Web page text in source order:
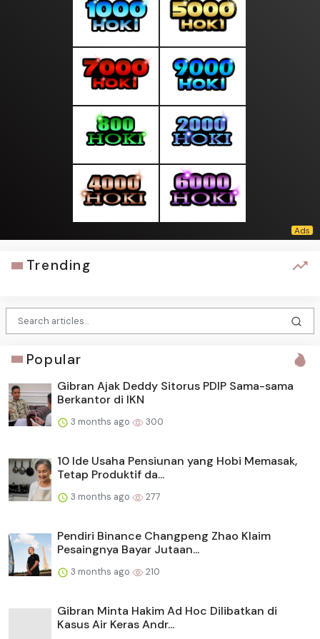
Trending
Popular
Gibran Ajak Deddy Sitorus PDIP Sama-sama
Berkantor di IKN
3 months ago 300
10 Ide Usaha Pensiunan yang Hobi Memasak,
Tetap Produktif da...
3 months ago 277
Pendiri Binance Changpeng Zhao Klaim
Pesaingnya Bayar Jutaan...
3 months ago 210
Gibran Minta Hakim Ad Hoc Dilibatkan di
Kasus Air Keras Andr...